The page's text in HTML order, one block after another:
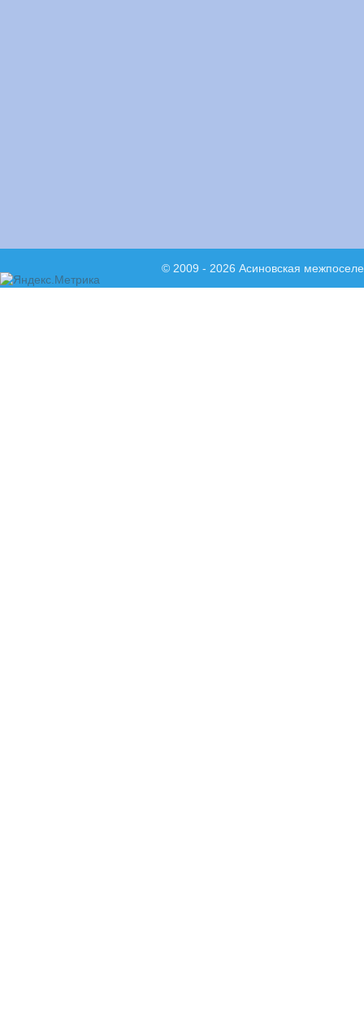
© 2009 - 2026 Асиновская